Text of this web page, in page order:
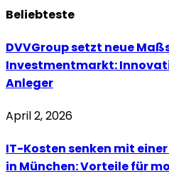
Beliebteste
DVVGroup setzt neue
Investmentmarkt:
Anleger
April 2, 2026
IT-Kosten senken mit
in München: Vorteile für